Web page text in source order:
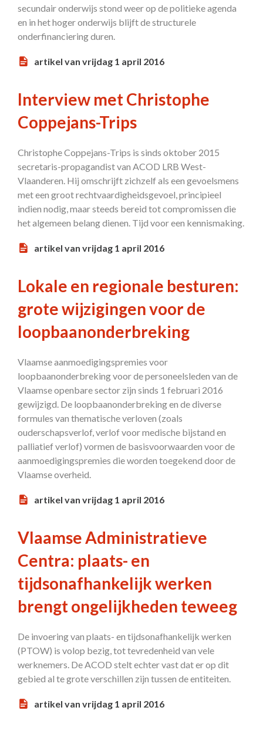
secundair onderwijs stond weer op de politieke agenda
en in het hoger onderwijs blijft de structurele
onderfinanciering duren.
artikel van vrijdag 1 april 2016
Interview met Christophe
Coppejans-Trips
Christophe Coppejans-Trips is sinds oktober 2015
secretaris-propagandist van ACOD LRB West-
Vlaanderen. Hij omschrijft zichzelf als een gevoelsmens
met een groot rechtvaardigheidsgevoel, principieel
indien nodig, maar steeds bereid tot compromissen die
het algemeen belang dienen. Tijd voor een kennismaking.
artikel van vrijdag 1 april 2016
Lokale en regionale besturen:
grote wijzigingen voor de
loopbaanonderbreking
Vlaamse aanmoedigingspremies voor
loopbaanonderbreking voor de personeelsleden van de
Vlaamse openbare sector zijn sinds 1 februari 2016
gewijzigd. De loopbaanonderbreking en de diverse
formules van thematische verloven (zoals
ouderschapsverlof, verlof voor medische bijstand en
palliatief verlof) vormen de basisvoorwaarden voor de
aanmoedigingspremies die worden toegekend door de
Vlaamse overheid.
artikel van vrijdag 1 april 2016
Vlaamse Administratieve
Centra: plaats- en
tijdsonafhankelijk werken
brengt ongelijkheden teweeg
De invoering van plaats- en tijdsonafhankelijk werken
(PTOW) is volop bezig, tot tevredenheid van vele
werknemers. De ACOD stelt echter vast dat er op dit
gebied al te grote verschillen zijn tussen de entiteiten.
artikel van vrijdag 1 april 2016